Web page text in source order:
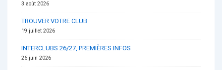
3 août 2026
TROUVER VOTRE CLUB
19 juillet 2026
INTERCLUBS 26/27, PREMIÈRES INFOS
26 juin 2026